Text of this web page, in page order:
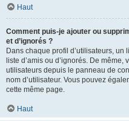
Haut
Comment puis-je ajouter ou
et d’ignorés ?
Dans chaque profil d’utilisateurs,
liste d’amis ou d’ignorés. De
utilisateurs depuis le panneau de
nom d’utilisateur. Vous pouvez
cette même page.
Haut